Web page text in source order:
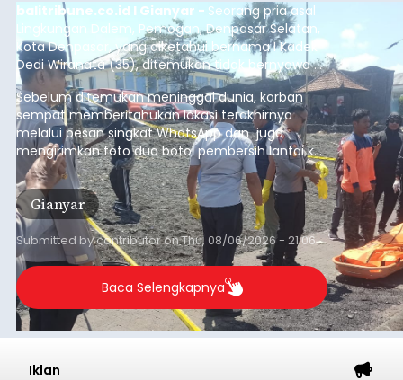
balitribune.co.id I Gianyar - Seorang pria asal
Lingkungan Dalem, Pemogan, Denpasar Selatan,
Kota Denpasar, yang diketahui bernama I Kadek
Dedi Wiranata (35), ditemukan tidak bernyawa di
pesisir Pantai Purnama, Sukawati.
Sebelum ditemukan meninggal dunia, korban
sempat memberitahukan lokasi terakhirnya
melalui pesan singkat WhatsApp dan juga
mengirimkan foto dua botol pembersih lantai ke
istrinya.
Gianyar
Submitted bycontributoronThu, 08/06/2026 - 21:06
Baca Selengkapnya
Iklan